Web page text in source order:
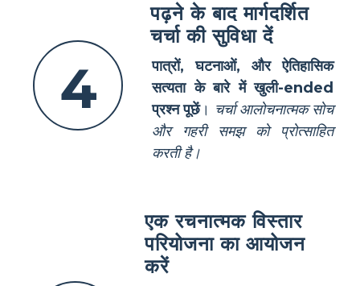
4
पढ़ने के बाद मार्गदर्शित
चर्चा की सुविधा दें
पात्रों, घटनाओं, और ऐतिहासिक
सत्यता के बारे में खुली-ended
प्रश्न पूछें। चर्चा आलोचनात्मक सोच
और गहरी समझ को प्रोत्साहित
करती है।
एक रचनात्मक विस्तार
परियोजना का आयोजन
करें